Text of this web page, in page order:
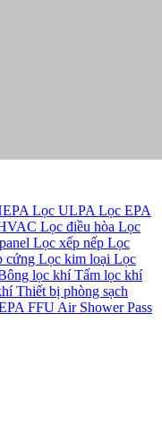
Lọc ULPA Lọc EPA
Lọc điều hòa Lọc
Lọc xếp nếp Lọc
cứng Lọc kim loại Lọc
lọc khíTấm lọc khí
Thiết bị phòng sạch
FFU Air ShowerPass